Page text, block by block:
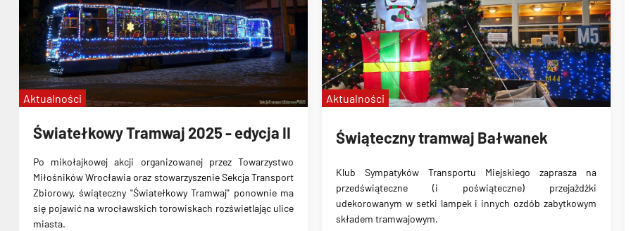
Światełkowy Tramwaj 2025 - edycja II
Po mikołajkowej akcji organizowanej przez Towarzystwo
Miłośników Wrocławia oraz stowarzyszenie Sekcja Transport
Zbiorowy, świąteczny "Światełkowy Tramwaj" ponownie ma
się pojawić na wrocławskich torowiskach rozświetlając ulice
miasta.
Aktualności
Świąteczny tramwaj Bałwanek
Klub Sympatyków Transportu Miejskiego zaprasza na
przedświąteczne (i poświąteczne) przejażdżki
udekorowanym w setki lampek i innych ozdób zabytkowym
składem tramwajowym.
Aktualności